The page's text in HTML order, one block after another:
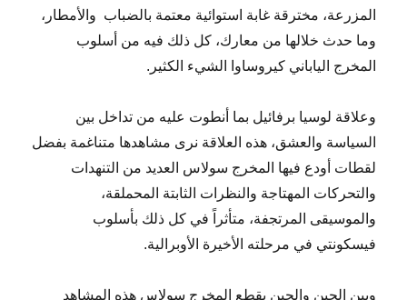
المزرعة، مخترقة غابة استوائية معتمة بالضباب والأمطار،
وما حدث خلالها من معارك، كل ذلك فيه من أسلوب
المخرج الياباني كيروساوا الشيء الكثير.
وعلاقة لوسيا برفائيل بما أنطوت عليه من تداخل بين
السياسة والعشق، هذه العلاقة نرى مشاهدها متناغمة بفضل
لقطات أودع فيها المخرج سولاس العديد من التنهدات
والتحركات المهتاجة والنظرات الثابتة المحملقة،
والموسيقى المرتجفة، متأثراً في كل ذلك بأسلوب
فيسكونتي في مرحلته الأخيرة الأوبرالية.
وبين الحين والحين يقطع المخرج سولاس هذه المشاهد